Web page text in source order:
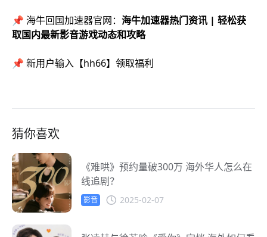
📌 海牛回国加速器官网： 海牛加速器热门资讯 | 轻松获
取国内最新影音游戏动态和攻略
📌 新用户输入【hh66】领取福利
猜你喜欢
《难哄》预约量破300万 海外华人怎么在
线追剧？
影音 2025-02-07